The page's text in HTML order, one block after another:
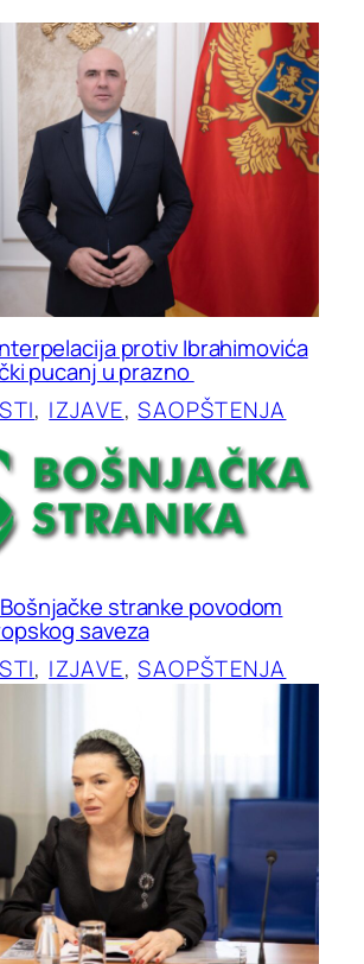
protiv Ibrahimovića
pucanj u prazno
, IZJAVE, SAOPŠTENJA
stranke povodom
saveza
, IZJAVE, SAOPŠTENJA